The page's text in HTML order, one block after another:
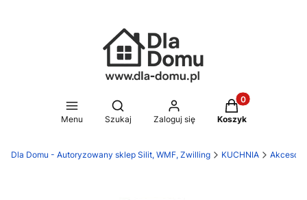
Menu
Otwórz wyszukiwarkę
Szukaj Zaloguj się
Produkty w
Koszyk
Dla Domu - Autoryzowany sklep Silit, WMF, Zwilling KUCHNIA